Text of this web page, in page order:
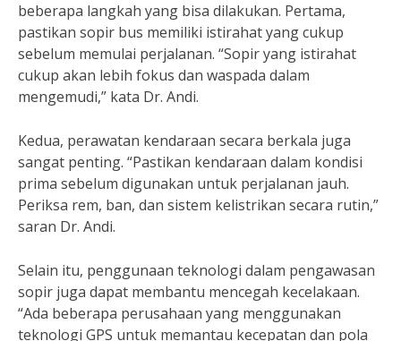
beberapa langkah yang bisa dilakukan. Pertama,
pastikan sopir bus memiliki istirahat yang cukup
sebelum memulai perjalanan. “Sopir yang istirahat
cukup akan lebih fokus dan waspada dalam
mengemudi,” kata Dr. Andi.
Kedua, perawatan kendaraan secara berkala juga
sangat penting. “Pastikan kendaraan dalam kondisi
prima sebelum digunakan untuk perjalanan jauh.
Periksa rem, ban, dan sistem kelistrikan secara rutin,”
saran Dr. Andi.
Selain itu, penggunaan teknologi dalam pengawasan
sopir juga dapat membantu mencegah kecelakaan.
“Ada beberapa perusahaan yang menggunakan
teknologi GPS untuk memantau kecepatan dan pola